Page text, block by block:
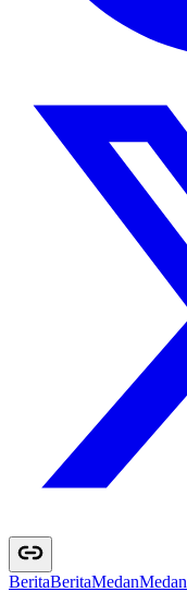
BeritaBeritaMedanMedan